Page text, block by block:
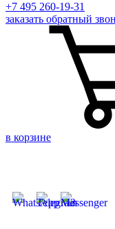
+7 495 260-19-31
заказать обратный
в корзине